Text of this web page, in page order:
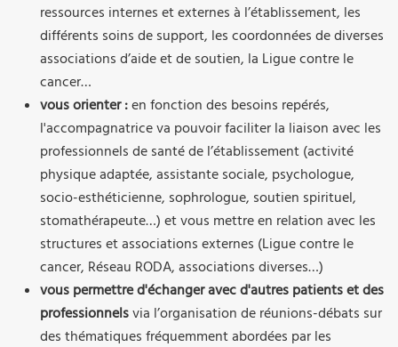
ressources internes et externes à l’établissement, les
différents soins de support, les coordonnées de diverses
associations d’aide et de soutien, la Ligue contre le
cancer…
vous orienter :en fonction des besoins repérés,
l'accompagnatrice va pouvoir faciliter la liaison avec les
professionnels de santé de l’établissement (activité
physique adaptée, assistante sociale, psychologue,
socio-esthéticienne, sophrologue, soutien spirituel,
stomathérapeute…) et vous mettre en relation avec les
structures et associations externes (Ligue contre le
cancer, Réseau RODA, associations diverses…)
vous permettre d'échanger avec d'autres patients et des
professionnelsvia l’organisation de réunions-débats sur
des thématiques fréquemment abordées par les